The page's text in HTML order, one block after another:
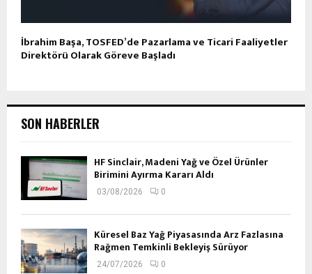
İbrahim Başa, TOSFED’de Pazarlama ve Ticari Faaliyetler
Direktörü Olarak Göreve Başladı
SON HABERLER
HF Sinclair, Madeni Yağ ve Özel Ürünler
Birimini Ayırma Kararı Aldı
03/08/2026 0
Küresel Baz Yağ Piyasasında Arz Fazlasına
Rağmen Temkinli Bekleyiş Sürüyor
24/07/2026 0